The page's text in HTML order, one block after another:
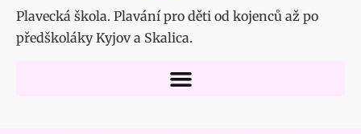
Plavecká škola. Plavání pro děti od kojenců až po
předškoláky Kyjov a Skalica.